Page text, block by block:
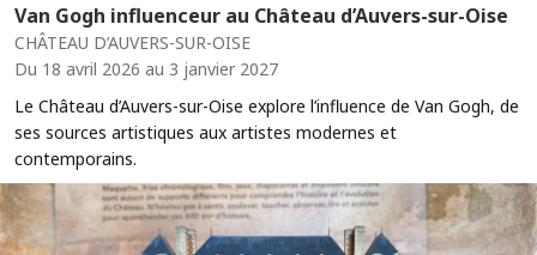
Van Gogh influenceur au Château d’Auvers-sur-Oise
CHÂTEAU D’AUVERS-SUR-OISE
Du 18 avril 2026 au 3 janvier 2027
Le Château d’Auvers-sur-Oise explore l’influence de Van Gogh, de
ses sources artistiques aux artistes modernes et
contemporains.